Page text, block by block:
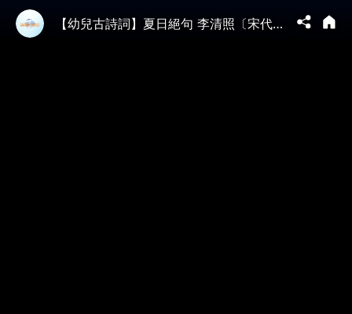
【幼兒古詩詞】夏日絕句 李清照〔宋代〕| #淨地書院 #傳統文化 #唐詩 #兒童 #教育 #夏日絕句 #李清照